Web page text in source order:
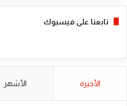
تابعنا على فيسبوك
الأخيرة الأشهر